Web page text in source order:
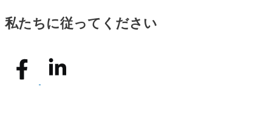
私たちに従ってください